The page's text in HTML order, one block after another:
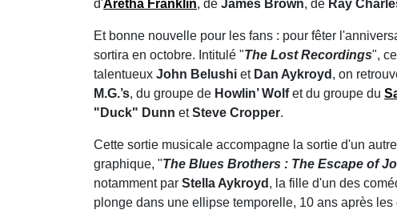
d'Aretha Franklin, de James Brown, de Ray
Et bonne nouvelle pour les fans : pour fêter
sortira en octobre. Intitulé "The Lost Recordings",
talentueux John Belushi et Dan Aykroyd , on
M.G.’s, du groupe de Howlin’ Wolfet du groupe du
"Duck" Dunn etSteve Cropper.
Cette sortie musicale accompagne la sortie d'un
graphique, "The Blues Brothers : The Escape of
notamment par Stella Aykroyd , la fille d'un des
plonge dans une ellipse temporelle, 10 ans après